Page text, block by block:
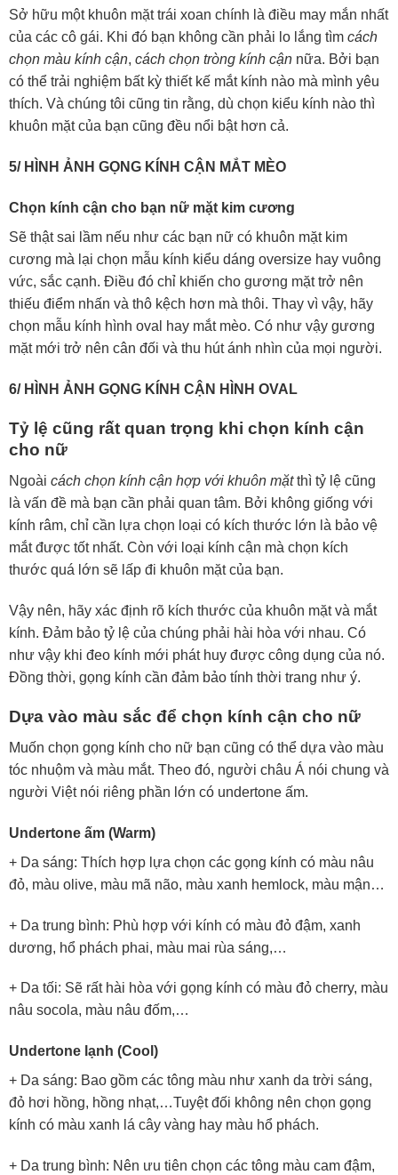
Sở hữu một khuôn mặt trái xoan chính là điều may mắn nhất
của các cô gái. Khi đó bạn không cần phải lo lắng tìm cách
chọn màu kính cận, cách chọn tròng kính cậnnữa. Bởi bạn
có thể trải nghiệm bất kỳ thiết kế mắt kính nào mà mình yêu
thích. Và chúng tôi cũng tin rằng, dù chọn kiểu kính nào thì
khuôn mặt của bạn cũng đều nổi bật hơn cả.
5/ HÌNH ẢNH GỌNG KÍNH CẬN MẮT MÈO
Chọn kính cận cho bạn nữ mặt kim cương
Sẽ thật sai lầm nếu như các bạn nữ có khuôn mặt kim
cương mà lại chọn mẫu kính kiểu dáng oversize hay vuông
vức, sắc cạnh. Điều đó chỉ khiến cho gương mặt trở nên
thiếu điểm nhấn và thô kệch hơn mà thôi. Thay vì vậy, hãy
chọn mẫu kính hình oval hay mắt mèo. Có như vậy gương
mặt mới trở nên cân đối và thu hút ánh nhìn của mọi người.
6/ HÌNH ẢNH GỌNG KÍNH CẬN HÌNH OVAL
Tỷ lệ cũng rất quan trọng khi chọn kính cận
cho nữ
Ngoài cách chọn kính cận hợp với khuôn mặt thì tỷ lệ cũng
là vấn đề mà bạn cần phải quan tâm. Bởi không giống với
kính râm, chỉ cần lựa chọn loại có kích thước lớn là bảo vệ
mắt được tốt nhất. Còn với loại kính cận mà chọn kích
thước quá lớn sẽ lấp đi khuôn mặt của bạn.
Vậy nên, hãy xác định rõ kích thước của khuôn mặt và mắt
kính. Đảm bảo tỷ lệ của chúng phải hài hòa với nhau. Có
như vậy khi đeo kính mới phát huy được công dụng của nó.
Đồng thời, gọng kính cần đảm bảo tính thời trang như ý.
Dựa vào màu sắc để chọn kính cận cho nữ
Muốn chọn gọng kính cho nữ bạn cũng có thể dựa vào màu
tóc nhuộm và màu mắt. Theo đó, người châu Á nói chung và
người Việt nói riêng phần lớn có undertone ấm.
Undertone ấm (Warm)
+ Da sáng: Thích hợp lựa chọn các gọng kính có màu nâu
đỏ, màu olive, màu mã não, màu xanh hemlock, màu mận…
+ Da trung bình: Phù hợp với kính có màu đỏ đậm, xanh
dương, hổ phách phai, màu mai rùa sáng,…
+ Da tối: Sẽ rất hài hòa với gọng kính có màu đỏ cherry, màu
nâu socola, màu nâu đốm,…
Undertone lạnh (Cool)
+ Da sáng: Bao gồm các tông màu như xanh da trời sáng,
đỏ hơi hồng, hồng nhạt,…Tuyệt đối không nên chọn gọng
kính có màu xanh lá cây vàng hay màu hổ phách.
+ Da trung bình: Nên ưu tiên chọn các tông màu cam đậm,